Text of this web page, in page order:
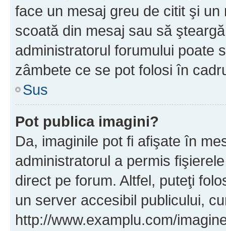
face un mesaj greu de citit şi
scoată din mesaj sau să
administratorul forumului poate
zâmbete ce se pot folosi în
Sus
Pot publica imagini?
Da, imaginile pot fi afişate în
administratorul a permis
direct pe forum. Altfel, puteţi
un server accesibil publicului,
http://www.examplu.com/